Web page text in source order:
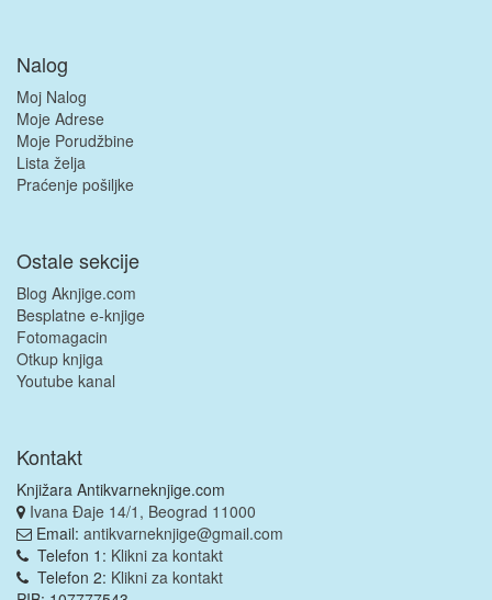
Nalog
Moj Nalog
Moje Adrese
Moje Porudžbine
Lista želja
Praćenje pošiljke
Ostale sekcije
Blog Aknjige.com
Besplatne e-knjige
Fotomagacin
Otkup knjiga
Youtube kanal
Kontakt
Knjižara Antikvarneknjige.com
Ivana Đaje 14/1, Beograd 11000
Email: antikvarneknjige@gmail.com
Telefon 1: Klikni za kontakt
Telefon 2: Klikni za kontakt